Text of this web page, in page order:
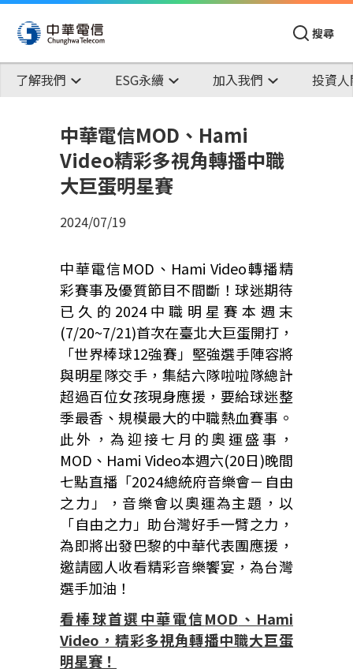
搜尋
了解我們 ESG永續 加入我們 投資
中華電信MOD、Hami
Video精彩多視角轉播中職
大巨蛋明星賽
2024/07/19
中華電信MOD、Hami Video轉播精
彩賽事及優質節目不間斷！球迷期待
已久的2024中職明星賽本週末
(7/20~7/21)首次在臺北大巨蛋開打，
「世界棒球12強賽」堅強選手陣容將
與明星隊交手，集結六隊啦啦隊總計
超過百位女孩現身應援，要給球迷整
季最香、規模最大的中職熱血賽事。
此外，為迎接七月的奧運盛事，
MOD、Hami Video本週六(20日)晚間
七點直播「2024總統府音樂會－自由
之力」，音樂會以奧運為主題，以
「自由之力」助台灣好手一臂之力，
為即將出發巴黎的中華代表團應援，
邀請國人收看精彩音樂饗宴，為台灣
選手加油！
看棒球首選中華電信MOD 、 Hami
Video ，精彩多視角轉播中職大巨蛋
明星賽！